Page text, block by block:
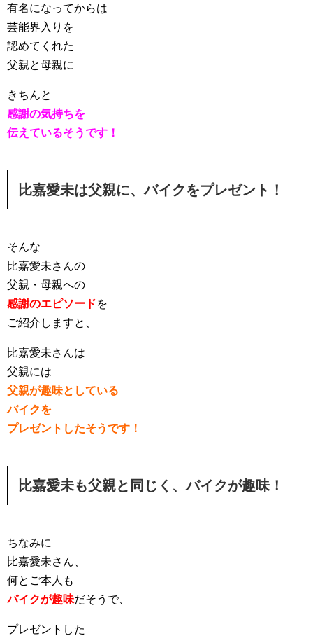
有名になってからは
芸能界入りを
認めてくれた
父親と母親に
きちんと
感謝の気持ちを
伝えているそうです！
比嘉愛未は父親に、バイクをプレゼント！
そんな
比嘉愛未さんの
父親・母親への
感謝のエピソードを
ご紹介しますと、
比嘉愛未さんは
父親には
父親が趣味としている
バイクを
プレゼントしたそうです！
比嘉愛未も父親と同じく、バイクが趣味！
ちなみに
比嘉愛未さん、
何とご本人も
バイクが趣味だそうで、
プレゼントした